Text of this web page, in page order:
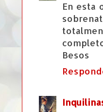
En esta
Besos